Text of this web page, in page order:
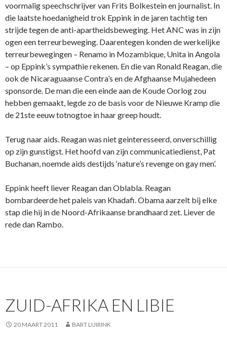
voormalig speechschrijver van Frits Bolkestein en journalist. In
die laatste hoedanigheid trok Eppink in de jaren tachtig ten
strijde tegen de anti-apartheidsbeweging. Het ANC was in zijn
ogen een terreurbeweging. Daarentegen konden de werkelijke
terreurbewegingen – Renamo in Mozambique, Unita in Angola
– op Eppink’s sympathie rekenen. En die van Ronald Reagan, die
ook de Nicaraguaanse Contra’s en de Afghaanse Mujahedeen
sponsorde. De man die een einde aan de Koude Oorlog zou
hebben gemaakt, legde zo de basis voor de Nieuwe Kramp die
de 21ste eeuw totnogtoe in haar greep houdt.
Terug naar aids. Reagan was niet geinteresseerd, onverschillig
op zijn gunstigst. Het hoofd van zijn communicatiedienst, Pat
Buchanan, noemde aids destijds ‘nature’s revenge on gay men’.
Eppink heeft liever Reagan dan Oblabla. Reagan
bombardeerde het paleis van Khadafi. Obama aarzelt bij elke
stap die hij in de Noord-Afrikaanse brandhaard zet. Liever de
rede dan Rambo.
ZUID-AFRIKA EN LIBIE
20 MAART 2011 BART LUIRINK